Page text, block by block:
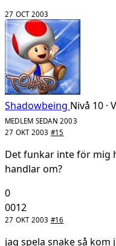
27 OCT 2003
Shadowbeing Nivå 10 ·
MEDLEM SEDAN 2003
27 OKT 2003 #15
Det funkar inte för mig
handlar om?
0
0012
27 OKT 2003 #16
jag spela snake så